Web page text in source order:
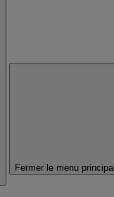
Fermer le menu principal